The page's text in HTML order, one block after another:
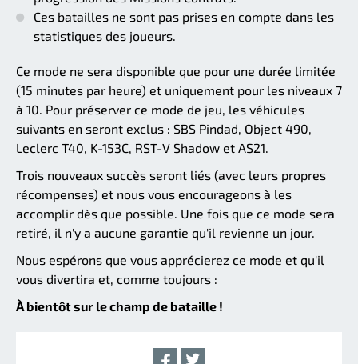
Ces batailles ne sont pas prises en compte dans les
statistiques des joueurs.
Ce mode ne sera disponible que pour une durée limitée
(15 minutes par heure) et uniquement pour les niveaux 7
à 10. Pour préserver ce mode de jeu, les véhicules
suivants en seront exclus : SBS Pindad, Object 490,
Leclerc T40, K-153C, RST-V Shadow et AS21.
Trois nouveaux succès seront liés (avec leurs propres
récompenses) et nous vous encourageons à les
accomplir dès que possible. Une fois que ce mode sera
retiré, il n'y a aucune garantie qu'il revienne un jour.
Nous espérons que vous apprécierez ce mode et qu'il
vous divertira et, comme toujours :
À bientôt sur le champ de bataille !